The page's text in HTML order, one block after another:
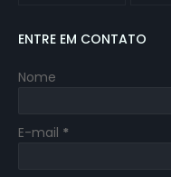
ENTRE EM CONTATO
Nome
E-mail *